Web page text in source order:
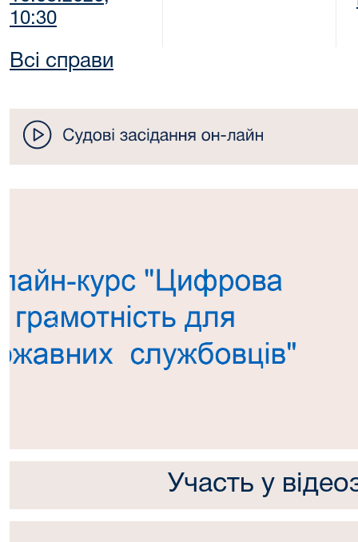
10:30
Всі справи
Попередній
Участь у